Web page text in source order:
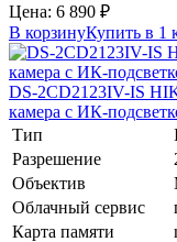
Цена: 6 890 ₽
В корзинуКупить в 1
DS-2CD2123IV-IS
камера с ИК-
Тип
Разрешение
Объектив
Облачный сервис
Карта памяти